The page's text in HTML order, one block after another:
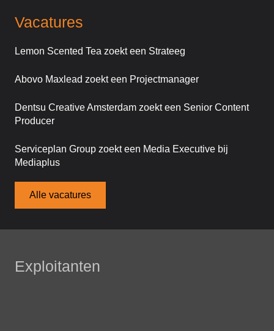
Vacatures
Lemon Scented Tea zoekt een Strateeg
Abovo Maxlead zoekt een Projectmanager
Dentsu Creative Amsterdam zoekt een Senior Content
Producer
Serviceplan Group zoekt een Media Executive bij
Mediaplus
Alle vacatures
Exploitanten